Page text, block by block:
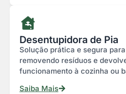
Desentupidora de Pia
Solução prática e segura
removendo resíduos e
funcionamento à cozinha ou
Saiba Mais